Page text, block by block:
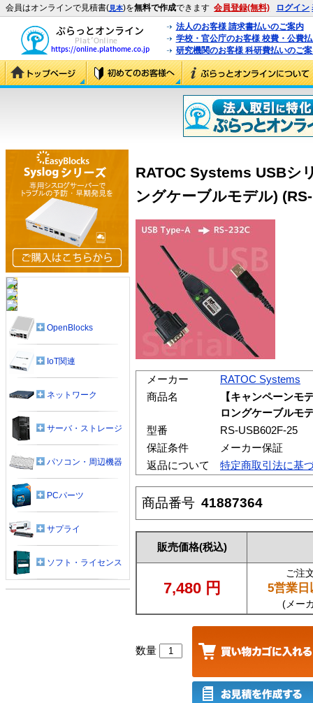
会員はオンラインで見積書(見本)を無料で作成できます 会員登録(無料) ログイン
法人のお客様 請求書払いのご案内
学校・官公庁のお客様 校費・公費
研究機関のお客様 科研費払いのご
RATOC Systems USBシ
ングケーブルモデル)
メーカー
RATOC Systems
商品名
【キャンペーンモ
ロングケーブルモ
型番
RS-USB602F-25
保証条件
メーカー保証
返品について
特定商取引法に基
商品番号 41887364
販売価格(税込)
7,480 円
ご注
5営業日
(メー
数量
OpenBlocks
IoT関連
ネットワーク
サーバ・ストレージ
パソコン・周辺機器
PCパーツ
サプライ
ソフト・ライセンス